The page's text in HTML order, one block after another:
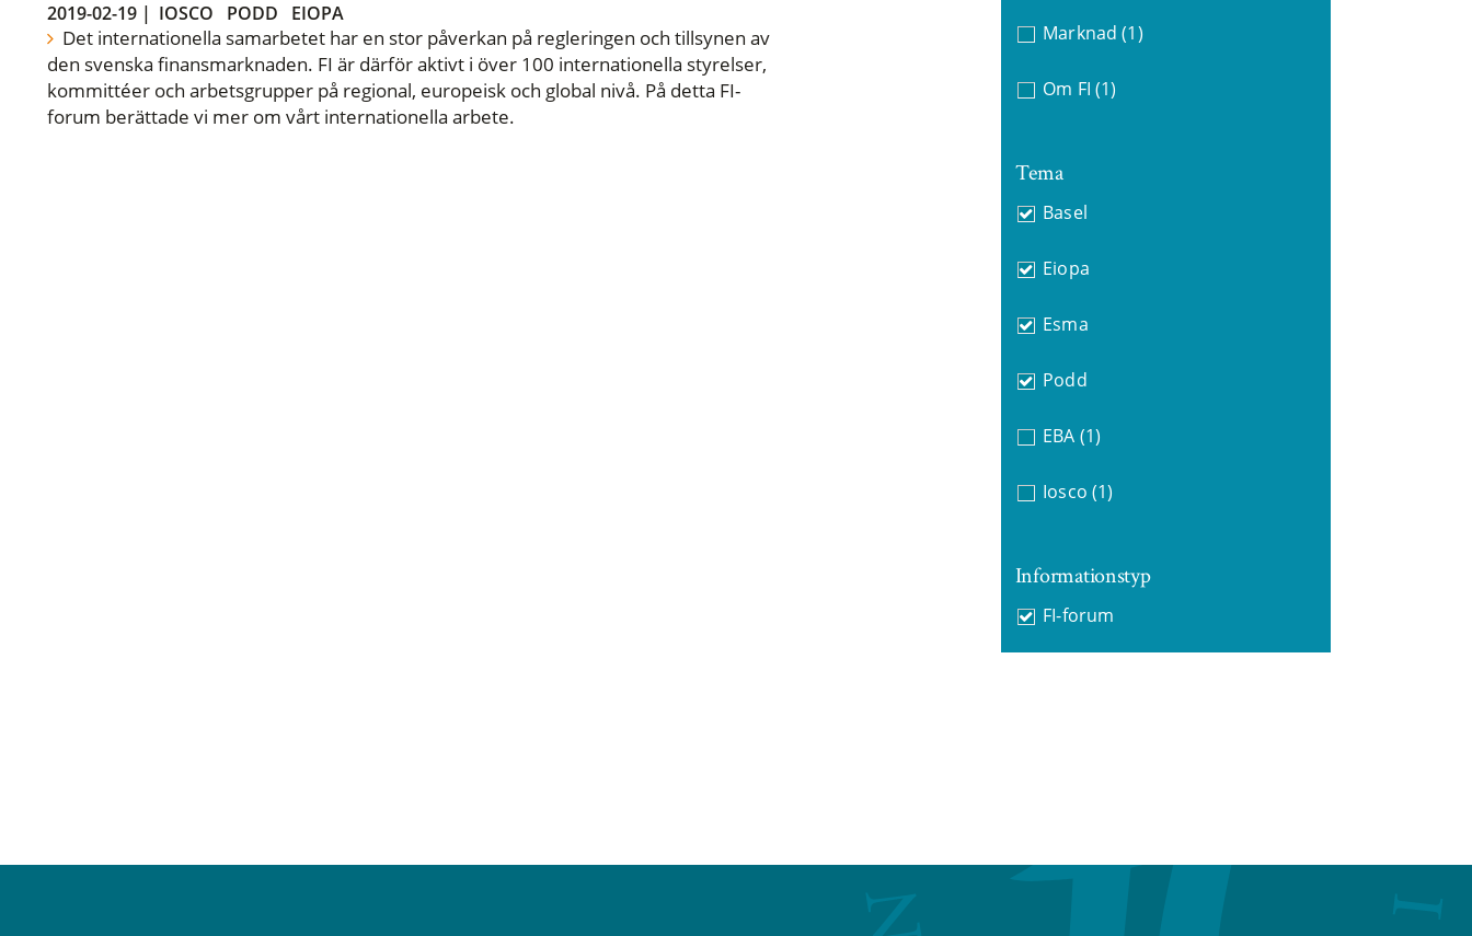
2019-02-19| IOSCO PODD EIOPA
Det internationella samarbetet har en stor påverkan på regleringen och tillsynen av
den svenska finansmarknaden. FI är därför aktivt i över 100 internationella styrelser,
kommittéer och arbetsgrupper på regional, europeisk och global nivå. På detta FI-
forum berättade vi mer om vårt internationella arbete.
Marknad (1)
Om FI (1)
Tema
Basel
Eiopa
Esma
Podd
EBA (1)
Iosco (1)
Informationstyp
FI-forum